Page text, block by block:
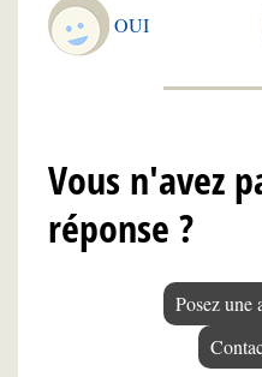
OUI
Vous n'avez
réponse ?
Posez une